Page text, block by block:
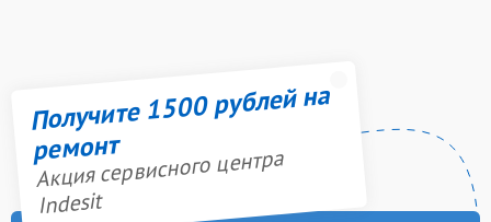
Получите 1500 рублей на
ремонт
Акция сервисного центра
Indesit